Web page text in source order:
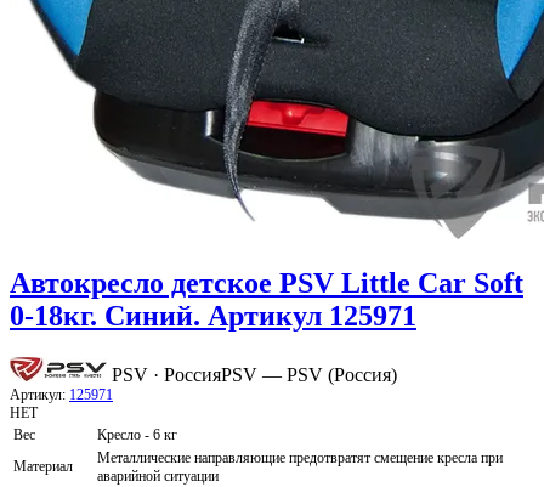
Автокресло детское PSV Little Car Soft
0-18кг. Синий. Артикул 125971
PSV · РоссияPSV — PSV (Россия)
Артикул: 125971
НЕТ
Вес
Кресло - 6 кг
Материал
Металлические направляющие предотвратят смещение кресла при
аварийной ситуации